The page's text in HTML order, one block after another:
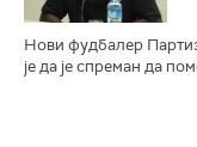
Нови фудбалер
је да је спреман да